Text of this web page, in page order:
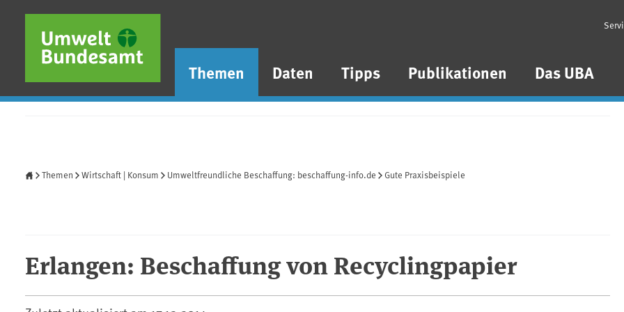
Direkt zum Inhalt
Direkt zum Hauptmenü
Direkt zur Fußzeile
Themen Daten Tipps Publikationen Das UBA
Themen Wirtschaft | Konsum Umweltfreundliche Beschaffung: beschaffung-info.de Gute Praxisbeispiele
Erlangen: Beschaffung von Recyclingpapier